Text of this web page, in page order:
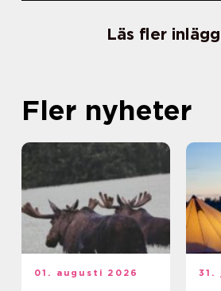
Läs fler
Fler nyheter
01. augusti 2026 31.